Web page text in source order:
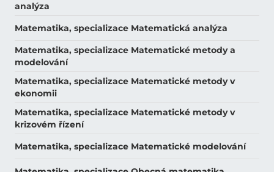
analýza
Matematika, specializace Matematická analýza
Matematika, specializace Matematické metody a
modelování
Matematika, specializace Matematické metody v
ekonomii
Matematika, specializace Matematické metody v
krizovém řízení
Matematika, specializace Matematické modelování